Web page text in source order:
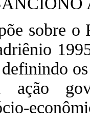
sobre o
ação